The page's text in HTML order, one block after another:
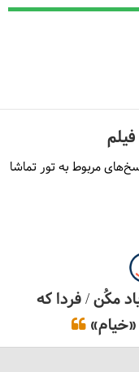
مربوط به تور تماشا
مکُن / فردا که